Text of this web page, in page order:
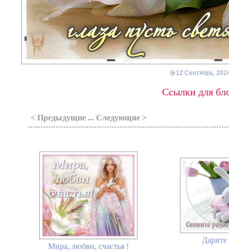
12 Сентябрь,
Ссылки для
< Предыдущие ... Следующие >
Мира, любви, счастья !
Дарите